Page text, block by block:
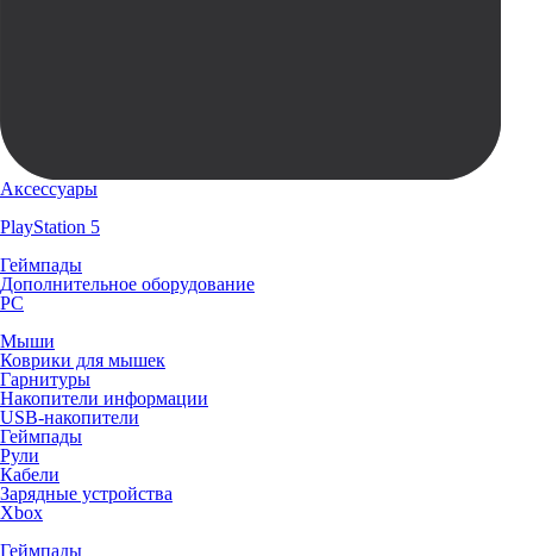
Аксессуары
PlayStation 5
Геймпады
Дополнительное оборудование
PC
Мыши
Коврики для мышек
Гарнитуры
Накопители информации
USB-накопители
Геймпады
Рули
Кабели
Зарядные устройства
Xbox
Геймпады